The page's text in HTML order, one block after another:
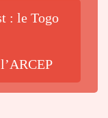
: le Togo